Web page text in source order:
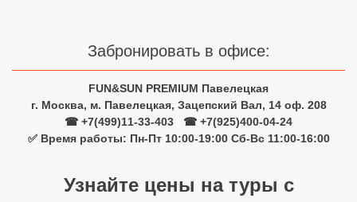
Забронировать в офисе:
FUN&SUN PREMIUM Павелецкая
г. Москва, м. Павелецкая, Зацепский Вал, 14 оф. 208
☎ +7(499)11-33-403
☎ +7(925)400-04-24
✅ Время работы: Пн-Пт 10:00-19:00 Сб-Вс 11:00-16:00
Узнайте цены на туры с
Сетевые отели Сейшел
Сетевые отели Маврикия